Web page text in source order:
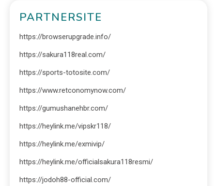
PARTNERSITE
https://browserupgrade.info/
https://sakura118real.com/
https://sports-totosite.com/
https://www.retconomynow.com/
https://gumushanehbr.com/
https://heylink.me/vipskr118/
https://heylink.me/exmivip/
https://heylink.me/officialsakura118resmi/
https://jodoh88-official.com/